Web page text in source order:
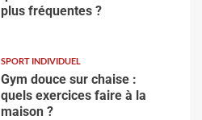
plus fréquentes ?
SPORT INDIVIDUEL
Gym douce sur chaise :
quels exercices faire à la
maison ?